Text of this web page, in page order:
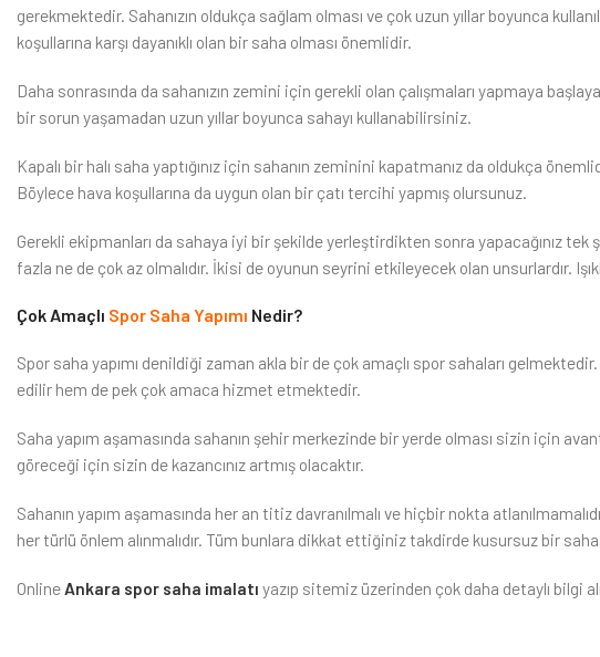
gerekmektedir. Sahanızın oldukça sağlam olması ve çok uzun yıllar boyunca
koşullarına karşı dayanıklı olan bir saha olması önemlidir.
Daha sonrasında da sahanızın zemini için gerekli olan çalışmaları yapmaya
bir sorun yaşamadan uzun yıllar boyunca sahayı kullanabilirsiniz.
Kapalı bir halı saha yaptığınız için sahanın zeminini kapatmanız da oldukça
Böylece hava koşullarına da uygun olan bir çatı tercihi yapmış olursunuz.
Gerekli ekipmanları da sahaya iyi bir şekilde yerleştirdikten sonra yapacağınız
fazla ne de çok az olmalıdır. İkisi de oyunun seyrini etkileyecek olan unsurlardır.
Çok Amaçlı Spor Saha Yapımı Nedir?
Spor saha yapımı denildiği zaman akla bir de çok amaçlı spor sahaları
edilir hem de pek çok amaca hizmet etmektedir.
Saha yapım aşamasında sahanın şehir merkezinde bir yerde olması sizin için
göreceği için sizin de kazancınız artmış olacaktır.
Sahanın yapım aşamasında her an titiz davranılmalı ve hiçbir nokta
her türlü önlem alınmalıdır. Tüm bunlara dikkat ettiğiniz takdirde kusursuz bir
OnlineAnkara spor saha imalatı yazıp sitemiz üzerinden çok daha detaylı bilgi